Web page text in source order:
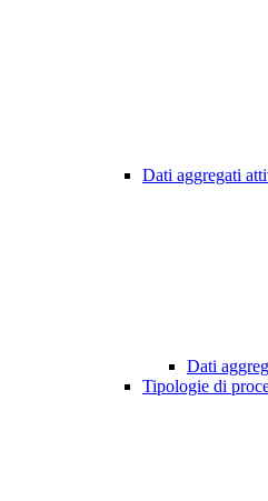
Dati aggregati
Dati
Tipologie di